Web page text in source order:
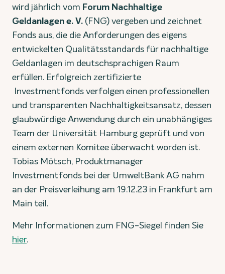
wird jährlich vom Forum Nachhaltige
Geldanlagen e. V. (FNG) vergeben und zeichnet
Fonds aus, die die Anforderungen des eigens
entwickelten Qualitätsstandards für nachhaltige
Geldanlagen im deutschsprachigen Raum
erfüllen. Erfolgreich zertifizierte
Investmentfonds verfolgen einen professionellen
und transparenten Nachhaltigkeitsansatz, dessen
glaubwürdige Anwendung durch ein unabhängiges
Team der Universität Hamburg geprüft und von
einem externen Komitee überwacht worden ist.
Tobias Mötsch, Produktmanager
Investmentfonds bei der UmweltBank AG nahm
an der Preisverleihung am 19.12.23 in Frankfurt am
Main teil.
Mehr Informationen zum FNG-Siegel finden Sie
hier.